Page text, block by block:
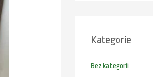
Kategorie
Bez kategorii